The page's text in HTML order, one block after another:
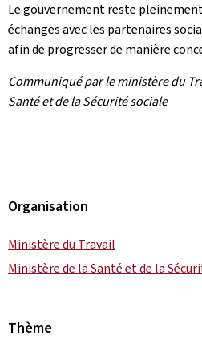
Le gouvernement reste
échanges avec les partenaires
afin de progresser de manière
Communiqué par le ministère du
Santé et de la Sécurité sociale
Organisation
Ministère du Travail
Ministère de la Santé et de la
Thème